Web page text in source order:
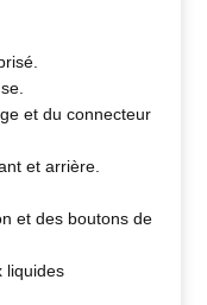
et du connecteur
et arrière.
et des boutons de
liquides